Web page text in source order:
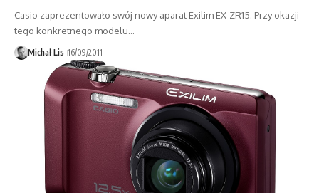
Casio zaprezentowało swój nowy aparat Exilim EX-ZR15. Przy okazji
tego konkretnego modelu…
Michał Lis 16/09/2011